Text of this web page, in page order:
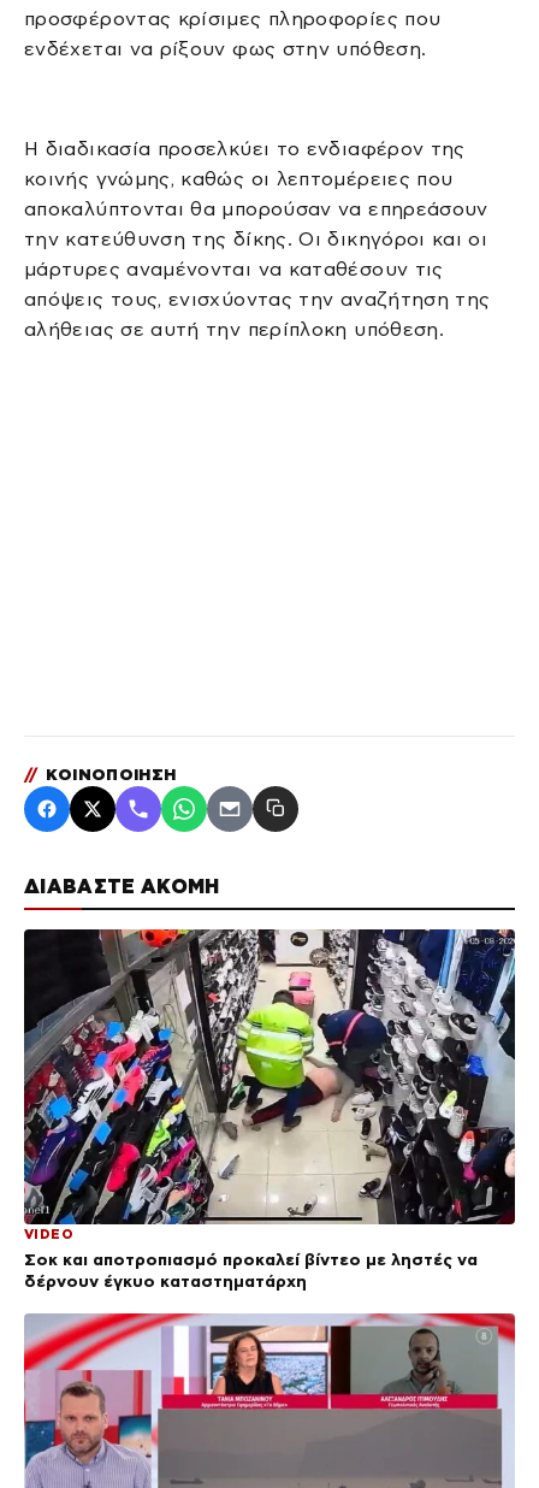
ΔΙΑΒΑΣΤΕ ΑΚΟΜΗ
VIDEO
Σοκ και αποτροπιασμό προκαλεί βίντεο με ληστές να
δέρνουν έγκυο καταστηματάρχη
προσφέροντας κρίσιμες πληροφορίες που
ενδέχεται να ρίξουν φως στην υπόθεση.
Η διαδικασία προσελκύει το ενδιαφέρον της
κοινής γνώμης, καθώς οι λεπτομέρειες που
αποκαλύπτονται θα μπορούσαν να επηρεάσουν
την κατεύθυνση της δίκης. Οι δικηγόροι και οι
μάρτυρες αναμένονται να καταθέσουν τις
απόψεις τους, ενισχύοντας την αναζήτηση της
αλήθειας σε αυτή την περίπλοκη υπόθεση.
// ΚΟΙΝΟΠΟΙΗΣΗ